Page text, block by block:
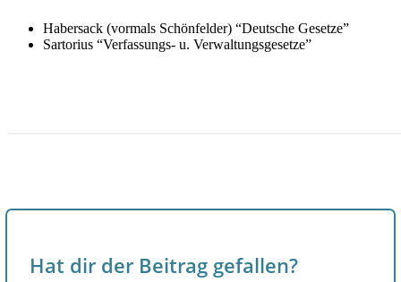
Habersack (vormals Schönfelder) “Deutsche Gesetze”
Sartorius “Verfassungs- u. Verwaltungsgesetze”
Hat dir der Beitrag gefallen?